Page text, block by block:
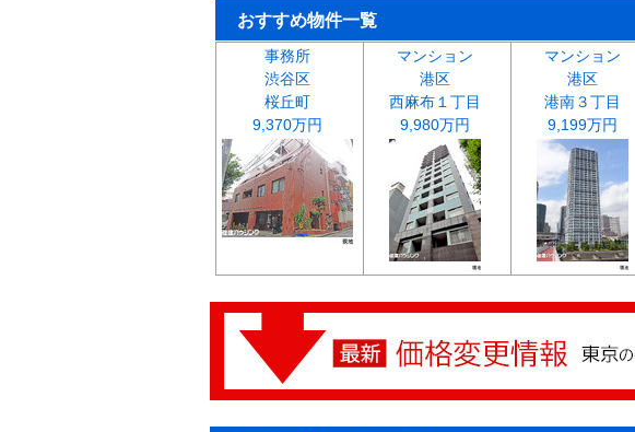
おすすめ物件一覧
事務所
渋谷区
桜丘町
9,370万円
マンション
港区
西麻布１丁目
9,980万円
マンション
港区
港南３丁目
9,199万円